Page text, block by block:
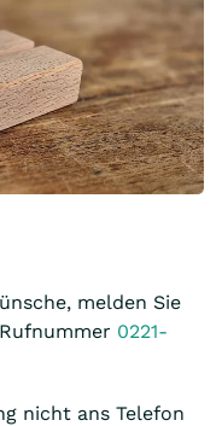
melden Sie
0221-
nicht ans Telefon